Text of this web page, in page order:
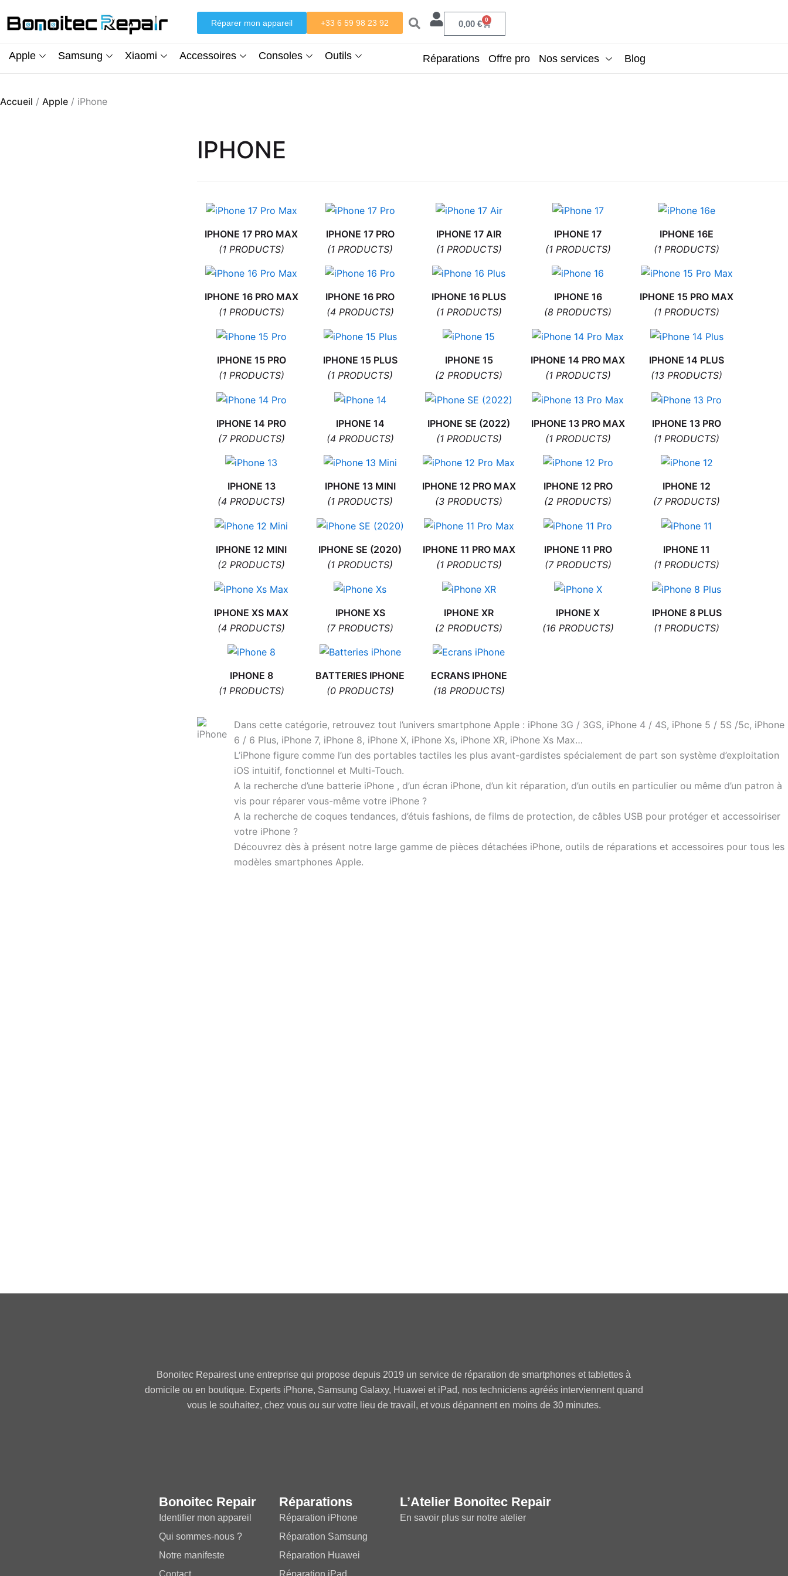
au
Réparer mon appareil +33 6 59 98 23 92 0,00 € 0
Panier
Apple Samsung Xiaomi Accessoires Consoles Outils Réparations Offre pro Nos services Blog
Accueil / Apple / iPhone
IPHONE
IPHONE 17 PRO MAX
(1 PRODUCTS)
IPHONE 17 PRO
(1 PRODUCTS)
IPHONE 17 AIR
(1 PRODUCTS)
IPHONE 17
(1 PRODUCTS)
IPHONE 16E
(1 PRODUCTS)
IPHONE 16 PRO MAX
(1 PRODUCTS)
IPHONE 16 PRO
(4 PRODUCTS)
IPHONE 16 PLUS
(1 PRODUCTS)
IPHONE 16
(8 PRODUCTS)
IPHONE 15 PRO MAX
(1 PRODUCTS)
IPHONE 15 PRO
(1 PRODUCTS)
IPHONE 15 PLUS
(1 PRODUCTS)
IPHONE 15
(2 PRODUCTS)
IPHONE 14 PRO MAX
(1 PRODUCTS)
IPHONE 14 PLUS
(13 PRODUCTS)
IPHONE 14 PRO
(7 PRODUCTS)
IPHONE 14
(4 PRODUCTS)
IPHONE SE (2022)
(1 PRODUCTS)
IPHONE 13 PRO MAX
(1 PRODUCTS)
IPHONE 13 PRO
(1 PRODUCTS)
IPHONE 13
(4 PRODUCTS)
IPHONE 13 MINI
(1 PRODUCTS)
IPHONE 12 PRO MAX
(3 PRODUCTS)
IPHONE 12 PRO
(2 PRODUCTS)
IPHONE 12
(7 PRODUCTS)
IPHONE 12 MINI
(2 PRODUCTS)
IPHONE SE (2020)
(1 PRODUCTS)
IPHONE 11 PRO MAX
(1 PRODUCTS)
IPHONE 11 PRO
(7 PRODUCTS)
IPHONE 11
(1 PRODUCTS)
IPHONE XS MAX
(4 PRODUCTS)
IPHONE XS
(7 PRODUCTS)
IPHONE XR
(2 PRODUCTS)
IPHONE X
(16 PRODUCTS)
IPHONE 8 PLUS
(1 PRODUCTS)
IPHONE 8
(1 PRODUCTS)
BATTERIES IPHONE
(0 PRODUCTS)
ECRANS IPHONE
(18 PRODUCTS)
Dans cette catégorie, retrouvez tout l’univers smartphone Apple : iPhone 3G / 3GS, iPhone 4 / 4S, iPhone 5 / 5S /5c, iPhone
6 / 6 Plus, iPhone 7, iPhone 8, iPhone X, iPhone Xs, iPhone XR, iPhone Xs Max…
L’iPhone figure comme l’un des portables tactiles les plus avant-gardistes spécialement de part son système d’exploitation
iOS intuitif, fonctionnel et Multi-Touch.
A la recherche d’une batterie iPhone , d’un écran iPhone, d’un kit réparation, d’un outils en particulier ou même d’un patron à
vis pour réparer vous-même votre iPhone ?
A la recherche de coques tendances, d’étuis fashions, de films de protection, de câbles USB pour protéger et accessoiriser
votre iPhone ?
Découvrez dès à présent notre large gamme de pièces détachées iPhone, outils de réparations et accessoires pour tous les
modèles smartphones Apple.
Bonoitec Repairest une entreprise qui propose depuis 2019 un service de réparation de smartphones et tablettes à
domicile ou en boutique. Experts iPhone, Samsung Galaxy, Huawei et iPad, nos techniciens agréés interviennent quand
vous le souhaitez, chez vous ou sur votre lieu de travail, et vous dépannent en moins de 30 minutes.
Bonoitec Repair
Identifier mon appareil
Qui sommes-nous ?
Notre manifeste
Contact
Réparations
Réparation iPhone
Réparation Samsung
Réparation Huawei
Réparation iPad
L’Atelier Bonoitec Repair
En savoir plus sur notre atelier